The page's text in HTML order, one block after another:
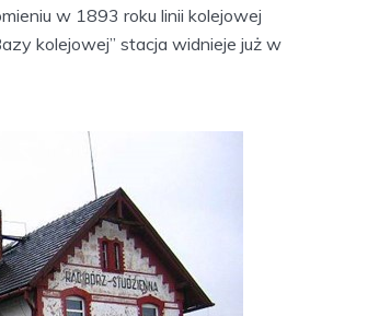
w 1893 roku linii kolejowej
kolejowej” stacja widnieje już w